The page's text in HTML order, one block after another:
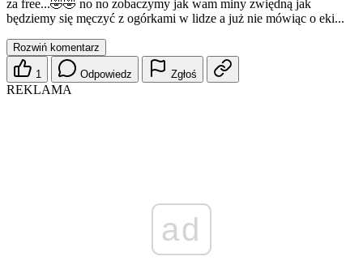
za free...🤣🤣 no no zobaczymy jak wam miny zwiędną jak
będziemy się męczyć z ogórkami w lidze a już nie mówiąc o eki...
Rozwiń komentarz
1 Odpowiedz Zgłoś
REKLAMA
ad